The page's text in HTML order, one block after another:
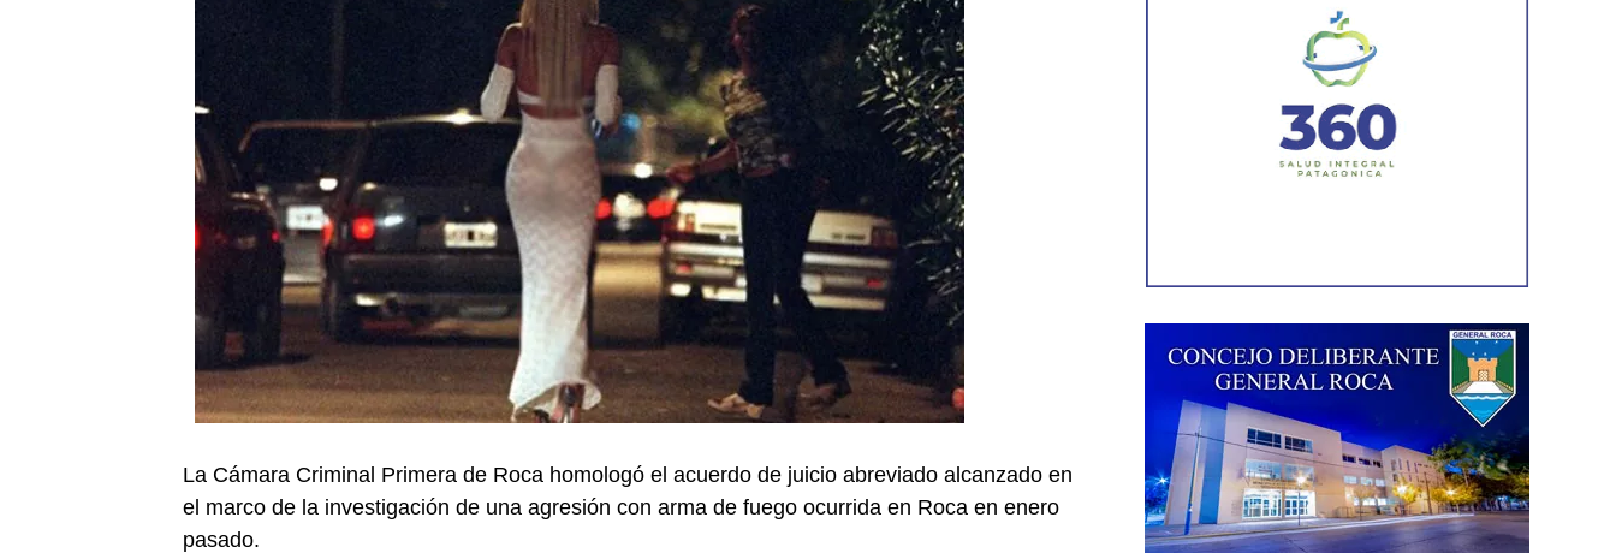
La Cámara Criminal Primera de Roca homologó el acuerdo de juicio abreviado alcanzado en
el marco de la investigación de una agresión con arma de fuego ocurrida en Roca en enero
pasado.